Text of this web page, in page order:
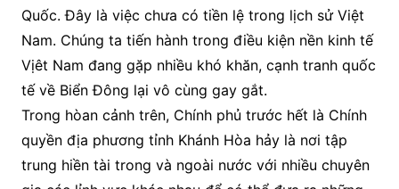
Quốc. Đây là việc chưa có tiền lệ trong lịch sử Việt
Nam. Chúng ta tiến hành trong điều kiện nền kinh tế
Vịêt Nam đang gặp nhiều khó khăn, cạnh tranh quốc
tế về Biển Đông lại vô cùng gay gắt.
Trong hòan cảnh trên, Chính phủ trước hết là Chính
quyền địa phương tỉnh Khánh Hòa hảy là nơi tập
trung hiền tài trong và ngoài nước với nhiều chuyên